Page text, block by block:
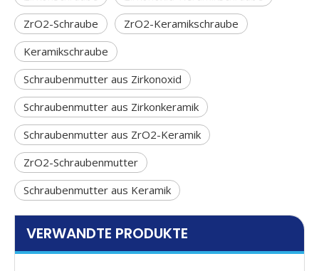
ZrO2-Schraube
ZrO2-Keramikschraube
Keramikschraube
Schraubenmutter aus Zirkonoxid
Schraubenmutter aus Zirkonkeramik
Schraubenmutter aus ZrO2-Keramik
ZrO2-Schraubenmutter
Schraubenmutter aus Keramik
VERWANDTE PRODUKTE